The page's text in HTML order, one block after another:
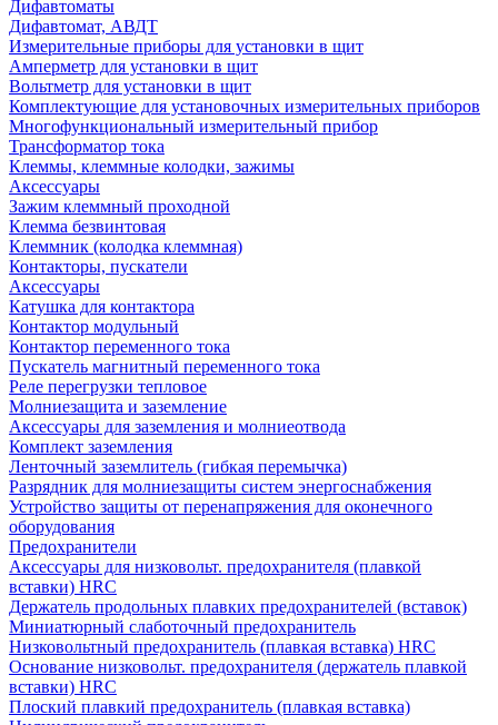
Дифавтоматы
Дифавтомат, АВДТ
Измерительные приборы для установки в щит
Амперметр для установки в щит
Вольтметр для установки в щит
Комплектующие для установочных измерительных приборов
Многофункциональный измерительный прибор
Трансформатор тока
Клеммы, клеммные колодки, зажимы
Аксессуары
Зажим клеммный проходной
Клемма безвинтовая
Клеммник (колодка клеммная)
Контакторы, пускатели
Аксессуары
Катушка для контактора
Контактор модульный
Контактор переменного тока
Пускатель магнитный переменного тока
Реле перегрузки тепловое
Молниезащита и заземление
Аксессуары для заземления и молниеотвода
Комплект заземления
Ленточный заземлитель (гибкая перемычка)
Разрядник для молниезащиты систем энергоснабжения
Устройство защиты от перенапряжения для оконечного
оборудования
Предохранители
Аксессуары для низковольт. предохранителя (плавкой
вставки) HRC
Держатель продольных плавких предохранителей (вставок)
Миниатюрный слаботочный предохранитель
Низковольтный предохранитель (плавкая вставка) HRC
Основание низковольт. предохранителя (держатель плавкой
вставки) HRC
Плоский плавкий предохранитель (плавкая вставка)